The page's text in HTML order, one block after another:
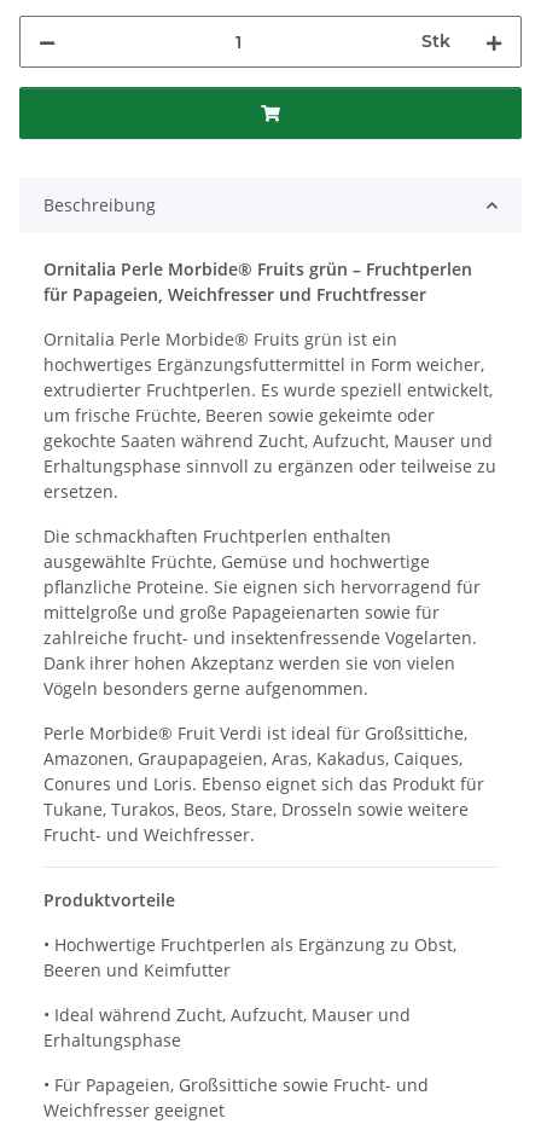
Stk
Beschreibung
Ornitalia Perle Morbide® Fruits grün – Fruchtperlen
für Papageien, Weichfresser und Fruchtfresser
Ornitalia Perle Morbide® Fruits grün ist ein
hochwertiges Ergänzungsfuttermittel in Form weicher,
extrudierter Fruchtperlen. Es wurde speziell entwickelt,
um frische Früchte, Beeren sowie gekeimte oder
gekochte Saaten während Zucht, Aufzucht, Mauser und
Erhaltungsphase sinnvoll zu ergänzen oder teilweise zu
ersetzen.
Die schmackhaften Fruchtperlen enthalten
ausgewählte Früchte, Gemüse und hochwertige
pflanzliche Proteine. Sie eignen sich hervorragend für
mittelgroße und große Papageienarten sowie für
zahlreiche frucht- und insektenfressende Vogelarten.
Dank ihrer hohen Akzeptanz werden sie von vielen
Vögeln besonders gerne aufgenommen.
Perle Morbide® Fruit Verdi ist ideal für Großsittiche,
Amazonen, Graupapageien, Aras, Kakadus, Caiques,
Conures und Loris. Ebenso eignet sich das Produkt für
Tukane, Turakos, Beos, Stare, Drosseln sowie weitere
Frucht- und Weichfresser.
Produktvorteile
• Hochwertige Fruchtperlen als Ergänzung zu Obst,
Beeren und Keimfutter
• Ideal während Zucht, Aufzucht, Mauser und
Erhaltungsphase
• Für Papageien, Großsittiche sowie Frucht- und
Weichfresser geeignet